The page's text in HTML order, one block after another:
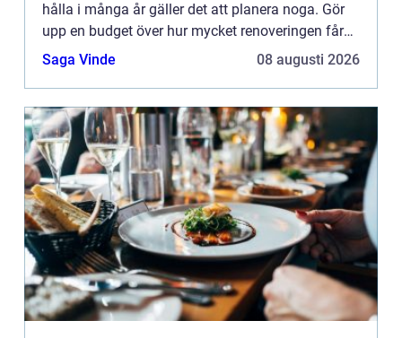
hålla i många år gäller det att planera noga. Gör
upp en budget över hur mycket renoveringen får
kosta. Det finns nämligen mycket kakel som är
Saga Vinde 08 augusti 2026